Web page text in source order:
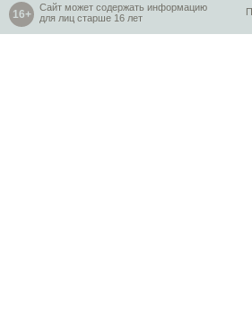
Сайт может содержать информацию
для лиц старше 16 лет